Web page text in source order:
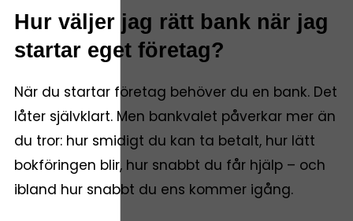
Hur väljer jag rätt bank när jag
startar eget företag?
När du startar företag behöver du en bank. Det
låter självklart. Men bankvalet påverkar mer än
du tror: hur smidigt du kan ta betalt, hur lätt
bokföringen blir, hur snabbt du får hjälp – och
ibland hur snabbt du ens kommer igång.